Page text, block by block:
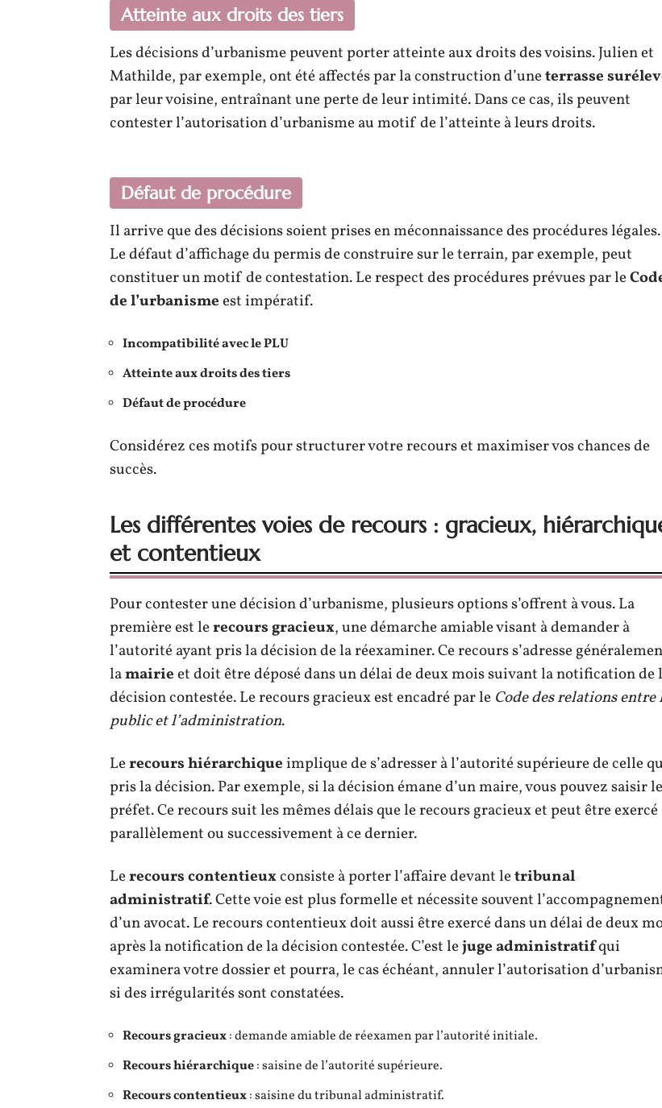
Atteinte aux droits des tiers
Les décisions d’urbanisme peuvent porter atteinte aux droits des voisins. Julien et
Mathilde, par exemple, ont été affectés par la construction d’uneterrasse
par leur voisine, entraînant une perte de leur intimité. Dans ce cas, ils peuvent
contester l’autorisation d’urbanisme au motif de l’atteinte à leurs droits.
Défaut de procédure
Il arrive que des décisions soient prises en méconnaissance des procédures légales.
Le défaut d’affichage du permis de construire sur le terrain, par exemple, peut
constituer un motif de contestation. Le respect des procédures prévues par le
de l’urbanismeest impératif.
Incompatibilité avec le PLU
Atteinte aux droits des tiers
Défaut de procédure
Considérez ces motifs pour structurer votre recours et maximiser vos chances de
succès.
Les différentes voies de recours : gracieux,
et contentieux
Pour contester une décision d’urbanisme, plusieurs options s’offrent à vous. La
première est lerecours gracieux, une démarche amiable visant à demander à
l’autorité ayant pris la décision de la réexaminer. Ce recours s’adresse
lamairieet doit être déposé dans un délai de deux mois suivant la notification de
décision contestée. Le recours gracieux est encadré par le Code des relations entre
public et l’administration.
Lerecours hiérarchiqueimplique de s’adresser à l’autorité supérieure de celle
pris la décision. Par exemple, si la décision émane d’un maire, vous pouvez saisir le
préfet. Ce recours suit les mêmes délais que le recours gracieux et peut être exercé
parallèlement ou successivement à ce dernier.
Lerecours contentieuxconsiste à porter l’affaire devant letribunal
administratif. Cette voie est plus formelle et nécessite souvent
d’un avocat. Le recours contentieux doit aussi être exercé dans un délai de deux
après la notification de la décision contestée. C’est lejuge administratifqui
examinera votre dossier et pourra, le cas échéant, annuler l’autorisation
si des irrégularités sont constatées.
Recours gracieux: demande amiable de réexamen par l’autorité initiale.
Recours hiérarchique: saisine de l’autorité supérieure.
Recours contentieux: saisine du tribunal administratif.